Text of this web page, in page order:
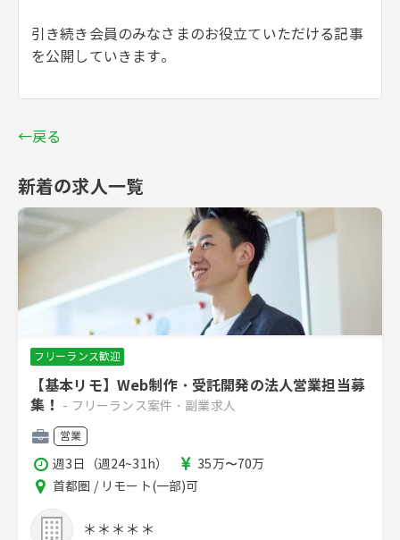
引き続き会員のみなさまのお役立ていただける記事
を公開していきます。
←戻る
新着の求人一覧
フリーランス歓迎
【基本リモ】Web制作・受託開発の法人営業担当募
集！
- フリーランス案件・副業求人
職
種
営業
稼
働
時
間
週3日（週24~31h）
報
酬
35万〜70万
エ
ア
首都圏 / リモート(一部)可
＊＊＊＊＊